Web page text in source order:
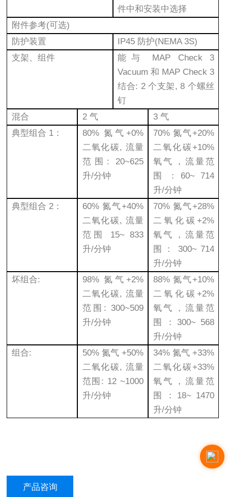
件中和安装中选择
附件参考(可选)
防护装置
IP45 防护(NEMA 3S)
支架、组件
能与 MAP Check 3
Vacuum 和 MAP Check 3
结合: 2 个支架, 8 个螺丝
钉
混合
2 气
3 气
典型组合 1：
80% 氮气+0%
二氧化碳, 流量
范围: 20~625
升/分钟
70% 氮气+20%
二氧化碳+10%
氧气，流量范
围：60~ 714
升/分钟
典型组合 2：
60% 氮气+40%
二氧化碳, 流量
范围 15~ 833
升/分钟
70% 氮气+28%
二氧化碳+2%
氧气，流量范
围： 300~ 714
升/分钟
坏组合:
98% 氮气+2%
二氧化碳, 流量
范围: 300~509
升/分钟
88% 氮气+10%
二氧化碳+2%
氧气，流量范
围：300~ 568
升/分钟
组合:
50% 氮气 +50%
二氧化碳, 流量
范围: 12 ~1000
升/分钟
34% 氮气 +33%
二氧化碳+33%
氧气，流量范
围：18~ 1470
升/分钟
产品咨询